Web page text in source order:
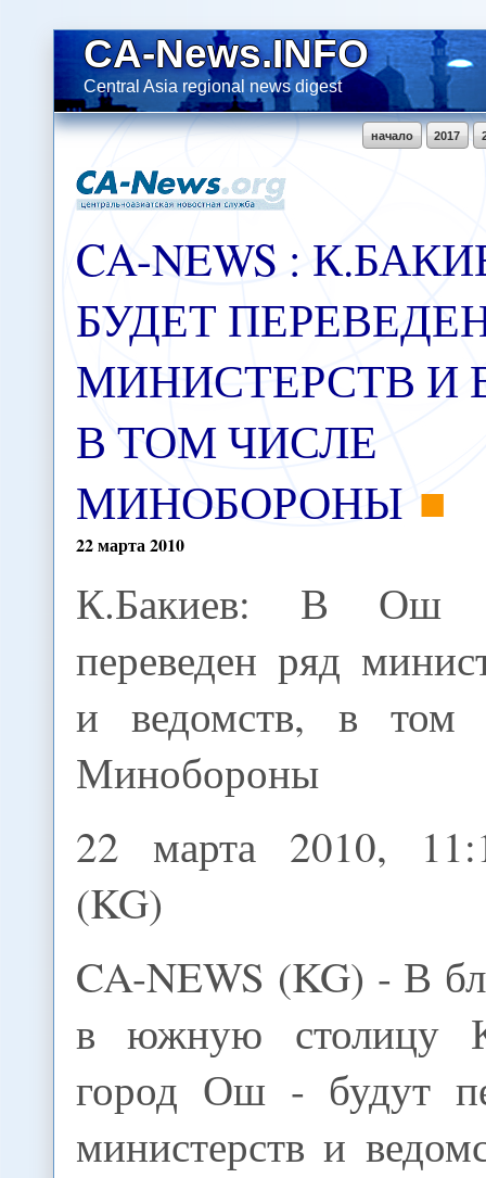
CA-News.INFO
Central Asia regional news digest
2017
начало
CA-NEWS :
БУДЕТ
МИНИСТЕРСТВ И
В ТОМ ЧИСЛЕ
МИНОБОРОНЫ
22марта2010
К.Бакиев: В Ош
переведен ряд
и ведомств, в том
Минобороны
22 марта 2010,
(KG)
CA-NEWS (KG) - В
в южную столицу
город Ош - будут
министерств и